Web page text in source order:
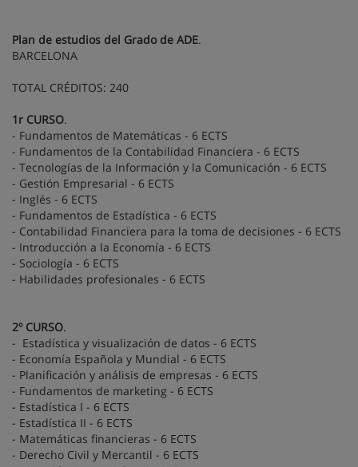
Plan de estudios del Grado de ADE.
BARCELONA
TOTAL CRÉDITOS: 240
1r CURSO.
- Fundamentos de Matemáticas - 6 ECTS
- Fundamentos de la Contabilidad Financiera - 6 ECTS
- Tecnologías de la Información y la Comunicación - 6 ECTS
- Gestión Empresarial - 6 ECTS
- Inglés - 6 ECTS
- Fundamentos de Estadística - 6 ECTS
- Contabilidad Financiera para la toma de decisiones - 6 ECTS
- Introducción a la Economía - 6 ECTS
- Sociología - 6 ECTS
- Habilidades profesionales - 6 ECTS
2º CURSO.
- Estadística y visualización de datos - 6 ECTS
- Economía Española y Mundial - 6 ECTS
- Planificación y análisis de empresas - 6 ECTS
- Fundamentos de marketing - 6 ECTS
- Estadística I - 6 ECTS
- Estadística II - 6 ECTS
- Matemáticas financieras - 6 ECTS
- Derecho Civil y Mercantil - 6 ECTS